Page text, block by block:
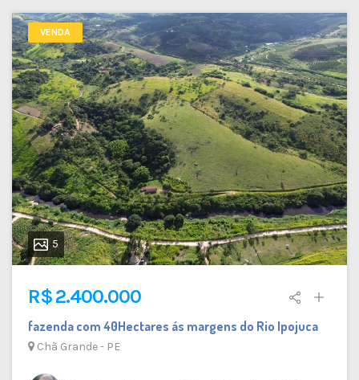
VENDA
5
R$ 2.400.000
fazenda com 40Hectares ás margens do Rio Ipojuca
Chã Grande - PE